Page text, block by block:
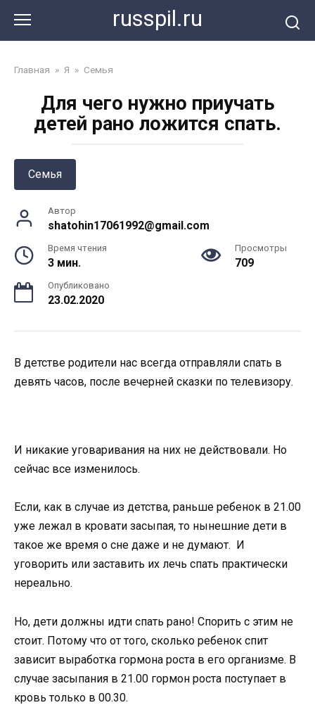
контенту
russpil.ru
Главная » Я » Семья
Для чего нужно приучать
детей рано ложится спать.
Семья
Автор
shatohin17061992@gmail.com
Время чтения
3 мин.
Просмотры
709
Опубликовано
23.02.2020
В детстве родители нас всегда отправляли спать в
девять часов, после вечерней сказки по телевизору.
И никакие уговаривания на них не действовали. Но
сейчас все изменилось.
Если, как в случае из детства, раньше ребенок в 21.00
уже лежал в кровати засыпая, то нынешние дети в
такое же время о сне даже и не думают. И
уговорить или заставить их лечь спать практически
нереально.
Но, дети должны идти спать рано! Спорить с этим не
стоит. Потому что от того, сколько ребенок спит
зависит выработка гормона роста в его организме. В
случае засыпания в 21.00 гормон роста поступает в
кровь только в 00.30.